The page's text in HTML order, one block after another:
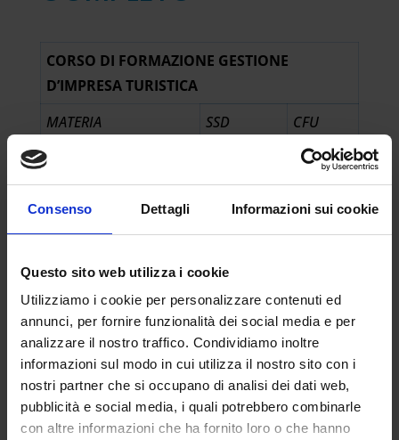
Consenso Dettagli Informazioni sui cookie
Questo sito web utilizza i cookie
Utilizziamo i cookie per personalizzare contenuti ed
annunci, per fornire funzionalità dei social media e per
analizzare il nostro traffico. Condividiamo inoltre
informazioni sul modo in cui utilizza il nostro sito con i
nostri partner che si occupano di analisi dei dati web,
pubblicità e social media, i quali potrebbero combinarle
con altre informazioni che ha fornito loro o che hanno
CORSO DI FORMAZIONE GESTIONE
D’IMPRESA TURISTICA
MATERIA
SSD
CFU
ECONOMIA
AZIENDALE
ECONOMIA E
IMPRESE
LINGUA INGLESE L-LIN/12
6
RAGIONERIA E
CONTABILITA’
AZIENDALE
SECS-P/07 9
tot cfu 33